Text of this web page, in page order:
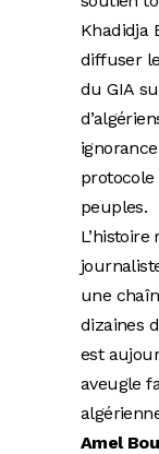
Khadidja
diffuser
du GIA
protocole
peuples.
une
dizaines
est
aveugle
Amel